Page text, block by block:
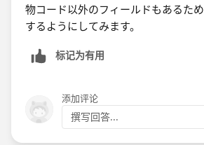
物コード以外のフィールドもあるた
するようにしてみます。
标记为有用
添加评论
撰写回答...